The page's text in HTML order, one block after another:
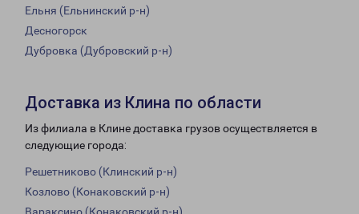
Ельня (Ельнинский р-н)
Десногорск
Дубровка (Дубровский р-н)
Доставка из Клина по области
Из филиала в Клине доставка грузов осуществляется в
следующие города:
Решетниково (Клинский р-н)
Козлово (Конаковский р-н)